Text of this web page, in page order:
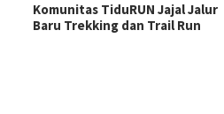
Komunitas TiduRUN Jajal Jalur
Baru Trekking dan Trail Run